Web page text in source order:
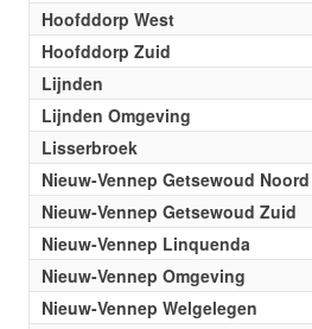
Hoofddorp West
Hoofddorp Zuid
Lijnden
Lijnden Omgeving
Lisserbroek
Nieuw-Vennep Getsewoud Noord
Nieuw-Vennep Getsewoud Zuid
Nieuw-Vennep Linquenda
Nieuw-Vennep Omgeving
Nieuw-Vennep Welgelegen